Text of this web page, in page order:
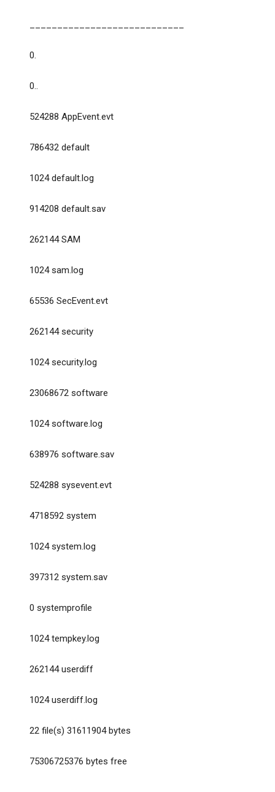
0.
0..
524288 AppEvent.evt
786432 default
1024 default.log
914208 default.sav
262144 SAM
1024 sam.log
65536 SecEvent.evt
262144 security
1024 security.log
23068672 software
1024 software.log
638976 software.sav
524288 sysevent.evt
4718592 system
1024 system.log
397312 system.sav
0 systemprofile
1024 tempkey.log
262144 userdiff
1024 userdiff.log
22 file(s) 31611904 bytes
75306725376 bytes free